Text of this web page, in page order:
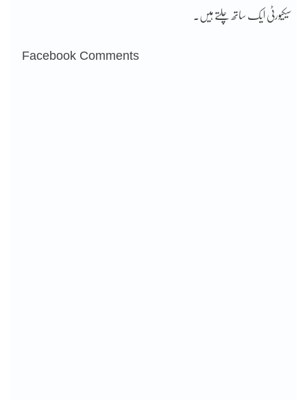
سیکیورٹی ایک ساتھ چلتے ہیں۔
Facebook Comments